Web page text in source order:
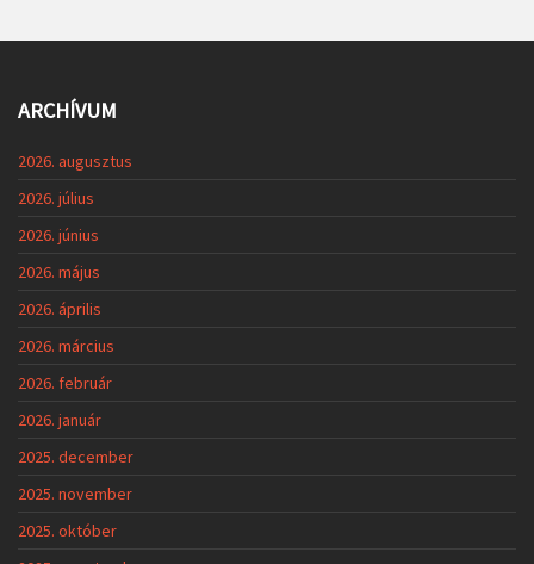
ARCHÍVUM
2026. augusztus
2026. július
2026. június
2026. május
2026. április
2026. március
2026. február
2026. január
2025. december
2025. november
2025. október